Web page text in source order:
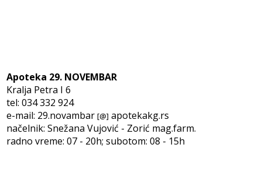
Apoteka 29. NOVEMBAR
Kralja Petra I 6
tel: 034 332 924
e-mail: 29.novambar [@] apotekakg.rs
načelnik: Snežana Vujović - Zorić mag.farm.
radno vreme: 07 - 20h; subotom: 08 - 15h